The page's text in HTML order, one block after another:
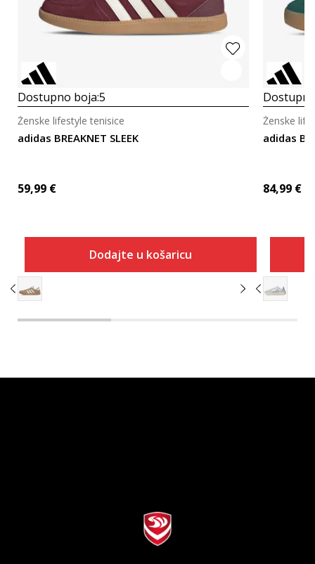
Dostupno boja:5
adidas BREAKNET SLEEK
Ženske lifestyle tenisice
59,99 €
Dodajte u košaricu
adidas
Ženske
84,99 €